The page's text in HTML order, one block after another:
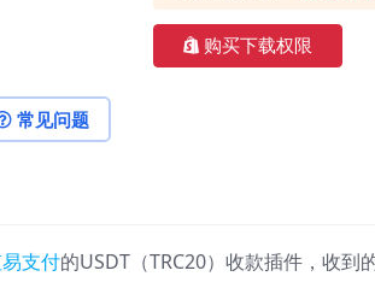
购买下载权限
常见问题
支付的USDT（TRC20）收款插件，收